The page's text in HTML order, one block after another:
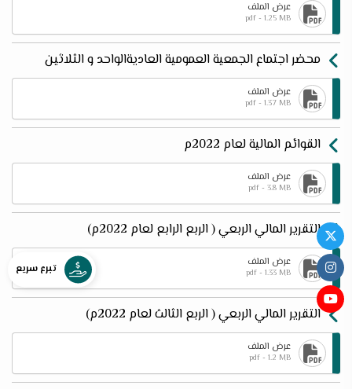
عرض الملف
pdf - 1.25 MB
محضر اجتماع الجمعية العمومية العاديةالواحد و الثلاثين
عرض الملف
pdf - 1.37 MB
القوائم المالية لعام 2022م
عرض الملف
pdf - 3.8 MB
التقرير المالي الربعي ( الربع الرابع لعام 2022م)
عرض الملف
pdf - 1.33 MB
التقرير المالي الربعي ( الربع الثالث لعام 2022م)
عرض الملف
pdf - 1.2 MB
تبرع سريع